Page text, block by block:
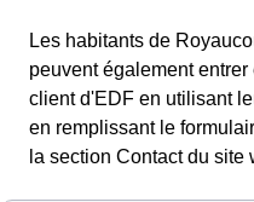
Les habitants de
peuvent également
client d'EDF en utilisant
en remplissant le
la section Contact du site